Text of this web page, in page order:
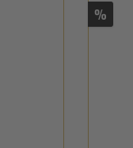
%